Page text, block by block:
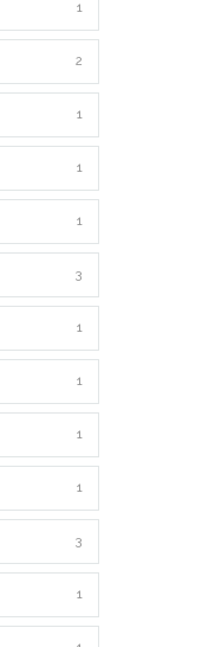
1
2
1
1
1
3
1
1
1
1
3
1